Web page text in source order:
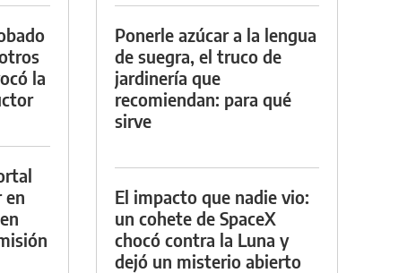
la
en
Ponerle azúcar a la lengua
de suegra, el truco de
jardinería que
recomiendan: para qué
sirve
El impacto que nadie vio:
un cohete de SpaceX
chocó contra la Luna y
dejó un misterio abierto